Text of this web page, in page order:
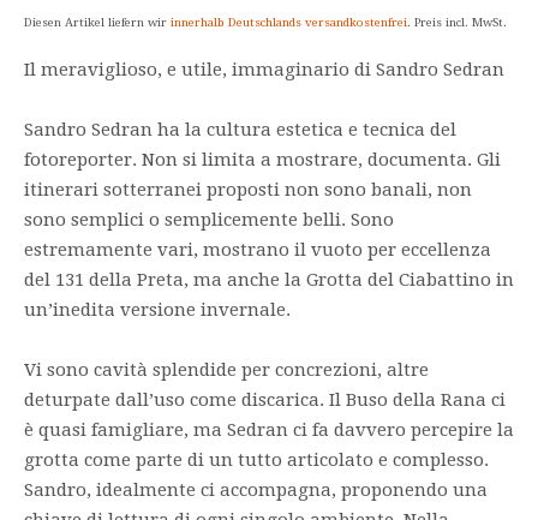
Diesen Artikel liefern wir innerhalb Deutschlands versandkostenfrei. Preis incl. MwSt.
Il meraviglioso, e utile, immaginario di Sandro Sedran
Sandro Sedran ha la cultura estetica e tecnica del
fotoreporter. Non si limita a mostrare, documenta. Gli
itinerari sotterranei proposti non sono banali, non
sono semplici o semplicemente belli. Sono
estremamente vari, mostrano il vuoto per eccellenza
del 131 della Preta, ma anche la Grotta del Ciabattino in
un’inedita versione invernale.
Vi sono cavità splendide per concrezioni, altre
deturpate dall’uso come discarica. Il Buso della Rana ci
è quasi famigliare, ma Sedran ci fa davvero percepire la
grotta come parte di un tutto articolato e complesso.
Sandro, idealmente ci accompagna, proponendo una